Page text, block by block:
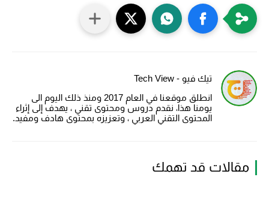
تيك فيو - Tech View
انطلق موقعنا في العام 2017 ومنذ ذلك اليوم الى
يومنا هذا، نقدم دروس ومحتوى تقني ، يهدف إلى إثراء
المحتوى التقني العربي ، وتعزيزه بمحتوى هادف ومفيد.
مقالات قد تهمك